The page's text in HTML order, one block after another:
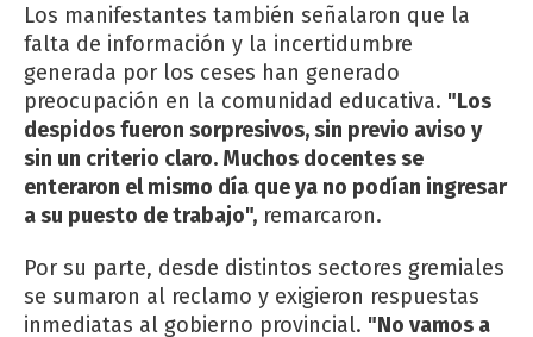
Los manifestantes también señalaron que la
falta de información y la incertidumbre
generada por los ceses han generado
preocupación en la comunidad educativa. "Los
despidos fueron sorpresivos, sin previo aviso y
sin un criterio claro. Muchos docentes se
enteraron el mismo día que ya no podían ingresar
a su puesto de trabajo", remarcaron.
Por su parte, desde distintos sectores gremiales
se sumaron al reclamo y exigieron respuestas
inmediatas al gobierno provincial. "No vamos a